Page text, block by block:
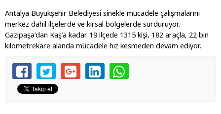
Antalya Büyükşehir Belediyesi sinekle mücadele çalışmalarını
merkez dahil ilçelerde ve kırsal bölgelerde sürdürüyor.
Gazipaşa’dan Kaş’a kadar 19 ilçede 1315 kişi, 182 araçla, 22 bin
kilometrekare alanda mücadele hız kesmeden devam ediyor.